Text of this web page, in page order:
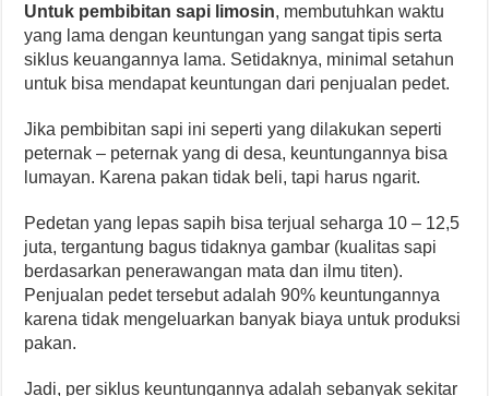
Untuk pembibitan sapi limosin, membutuhkan waktu
yang lama dengan keuntungan yang sangat tipis serta
siklus keuangannya lama. Setidaknya, minimal setahun
untuk bisa mendapat keuntungan dari penjualan pedet.
Jika pembibitan sapi ini seperti yang dilakukan seperti
peternak – peternak yang di desa, keuntungannya bisa
lumayan. Karena pakan tidak beli, tapi harus ngarit.
Pedetan yang lepas sapih bisa terjual seharga 10 – 12,5
juta, tergantung bagus tidaknya gambar (kualitas sapi
berdasarkan penerawangan mata dan ilmu titen).
Penjualan pedet tersebut adalah 90% keuntungannya
karena tidak mengeluarkan banyak biaya untuk produksi
pakan.
Jadi, per siklus keuntungannya adalah sebanyak sekitar